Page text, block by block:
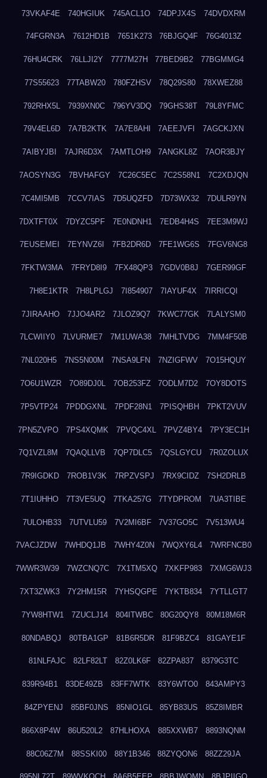
73VKAF4E 740HGIUK 745ACL1O 74DPJX4S 74DVDXRM
74FGRN3A 7612HD1B 7651K273 76BJGQ4F 76G4013Z
76HU4CRK 76LLJI2Y 7777M27H 77BED9B2 77BGMMG4
77S55623 77TABW20 780FZHSV 78Q29S80 78XWEZ88
792RHX5L 7939XN0C 796YV3DQ 79GHS38T 79L8YFMC
79V4EL6D 7A7B2KTK 7A7E8AHI 7AEEJVFI 7AGCKJXN
7AIBYJBI 7AJR6D3X 7AMTLOH9 7ANGKL8Z 7AOR3BJY
7AOSYN3G 7BVHAFGY 7C26C5EC 7C2S58N1 7C2XDJQN
7C4MI5MB 7CCV7IAS 7D5UQZFD 7D73WX32 7DULR9YN
7DXTFT0X 7DYZC5PF 7E0NDNH1 7EDB4H4S 7EE3M9WJ
7EUSEMEI 7EYNVZ6I 7FB2DR6D 7FE1WG6S 7FGV6NG8
7FKTW3MA 7FRYD8I9 7FX48QP3 7GDV0B8J 7GER99GF
7H8E1KTR 7H8LPLGJ 7I854907 7IAYUF4X 7IRRICQI
7JIRAAHO 7JJO4AR2 7JLOZ9Q7 7KWC77GK 7LALYSM0
7LCWIIY0 7LVURME7 7M1UWA38 7MHLTVDG 7MM4F50B
7NL020H5 7NS5N00M 7NSA9LFN 7NZIGFWV 7O15HQUY
7O6U1WZR 7O89DJ0L 7OB253FZ 7ODLM7D2 7OY8DOTS
7P5VTP24 7PDDGXNL 7PDF28N1 7PISQHBH 7PKT2VUV
7PN5ZVPO 7PS4XQMK 7PVQC4XL 7PVZ4BY4 7PY3EC1H
7Q1VZL8M 7QAQLLVB 7QP7DLC5 7QSLGYCU 7R0ZOLUX
7R9IGDKD 7ROB1V3K 7RPZVSPJ 7RX9CIDZ 7SH2DRLB
7T1IUHHO 7T3VE5UQ 7TKA257G 7TYDPROM 7UA3TIBE
7ULOHB33 7UTVLU59 7V2MI6BF 7V37GO5C 7V513WU4
7VACJZDW 7WHDQ1JB 7WHY4Z0N 7WQXY6L4 7WRFNCB0
7WWR3W39 7WZCNQ7C 7X1TM5XQ 7XKFP983 7XMG6WJ3
7XT3ZWK3 7Y2HM15R 7YHSQGPE 7YKTB834 7YTLLGT7
7YW8HTW1 7ZUCLJ14 804ITWBC 80G20QY8 80M18M6R
80NDABQJ 80TBA1GP 81B6R5DR 81F9BZC4 81GAYE1F
81NLFAJC 82LF82LT 82Z0LK6F 82ZPA837 8379G3TC
839R94B1 83DE49ZB 83FF7WTK 83Y6WTO0 843AMPY3
84ZPYENJ 85BF0JNS 85NIO1GL 85YB83US 85Z8IMBR
866X8P4W 86U520L2 87HLHOXA 885XXWB7 8893NQNM
88C06Z7M 88SSKI00 88Y1B346 88ZYQON6 88ZZ29JA